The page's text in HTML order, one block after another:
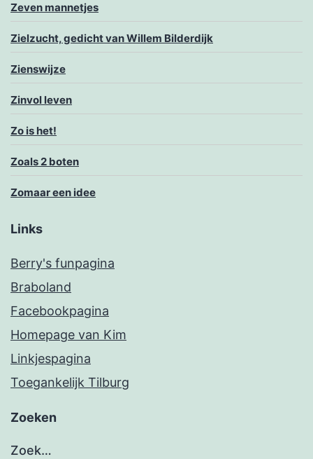
Zeven mannetjes
Zielzucht, gedicht van Willem Bilderdijk
Zienswijze
Zinvol leven
Zo is het!
Zoals 2 boten
Zomaar een idee
Links
Berry's funpagina
Braboland
Facebookpagina
Homepage van Kim
Linkjespagina
Toegankelijk Tilburg
Zoeken
Zoek…